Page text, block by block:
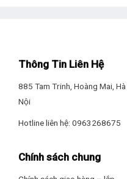
Thông Tin Liên Hệ
885 Tam Trinh, Hoàng Mai, Hà
Nội
Hotline liên hệ: 0963268675
Chính sách chung